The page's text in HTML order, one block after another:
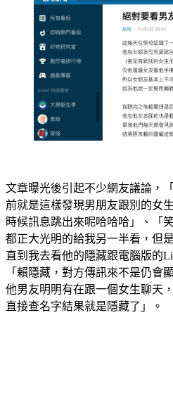
文章曝光後引起不少網友議論，
前就是這樣發現男朋友跟別的女
時候訊息跳出來呢哈哈哈」、「
都正大光明的給我另一半看，但
直到我去看他的隱藏跟電腦版的
「賴隱藏，對方傳訊來不是仍會
他男友明明有在跟一個女生聊天
直接查名字結果就是隱藏了」。